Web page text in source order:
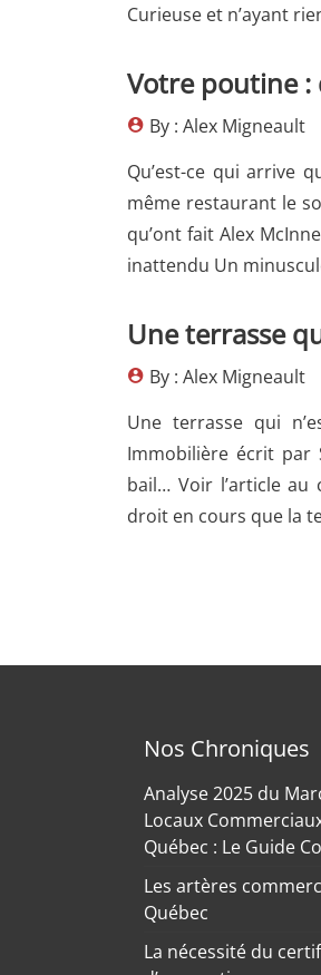
Curieuse et n’ayant
Votre poutine :
By : Alex Migneault
Qu’est-ce qui arrive
même restaurant le
qu’ont fait Alex
inattendu Un
Une terrasse
By : Alex Migneault
Une terrasse qui
Immobilière écrit par
bail… Voir l’article
droit en cours que la
Nos Chroniques
Analyse 2025 du
Locaux
Québec : Le Guide
Les artères
Québec
La nécessité du